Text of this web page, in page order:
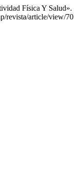
Física Y Salud».
revista/article/view/